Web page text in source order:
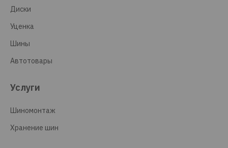
Диски
Уценка
Шины
Автотовары
Услуги
Шиномонтаж
Хранение шин